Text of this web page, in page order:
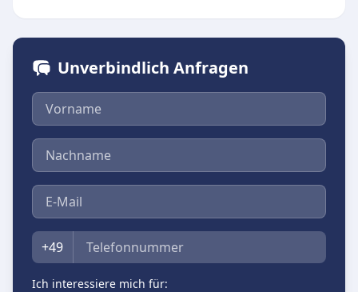
Unverbindlich Anfragen
Vorname
Nachname
E-Mail
Telefon
+49
Ich interessiere mich für: